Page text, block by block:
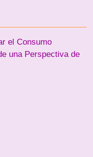
el Consumo
una Perspectiva de